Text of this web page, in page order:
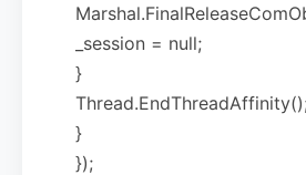
_session = null;
}
}
});